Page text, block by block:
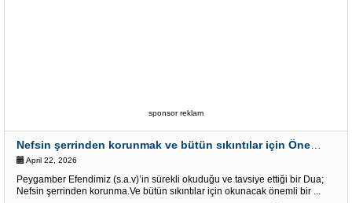
sponsor reklam
April 22, 2026
Peygamber Efendimiz (s.a.v)’in sürekli okuduğu ve tavsiye ettiği bir Dua;
Nefsin şerrinden korunma.Ve bütün sıkıntılar için okunacak önemli bir ...